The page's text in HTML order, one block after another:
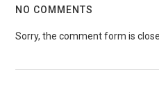
NO COMMENTS
Sorry, the comment form is